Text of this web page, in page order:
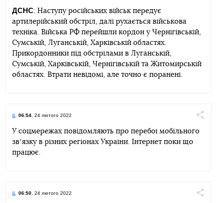
Telegram FacebookTwitter
ДСНС: Наступу російських військ передує
артилерійський обстріл, далі рухається військова
техніка. Війська РФ перейшли кордон у Чернігівській,
Сумській, Луганській, Харківській областях.
Прикордонники під обстрілами в Луганській,
Сумській, Харківській, Чернігівській та Житомирській
областях. Втрати невідомі, але точно є поранені.
06:54, 24 лютого 2022
TelegramFacebookTwitter
У соцмережах повідомляють про перебої мобільного
звʼязку в різних регіонах України. Інтернет поки що
працює.
06:50, 24 лютого 2022